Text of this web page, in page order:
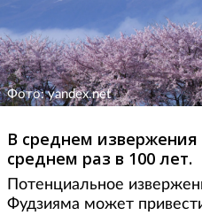
Фото: yandex.net
В среднем извержения
среднем раз в 100 лет.
Потенциальное
Фудзияма может